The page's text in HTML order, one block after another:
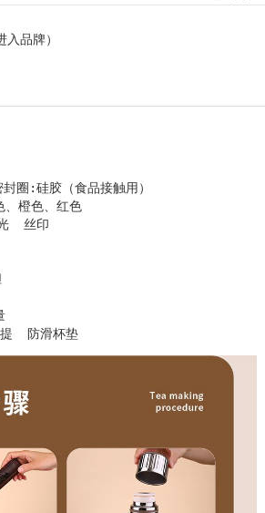
入品牌）
圈:硅胶（食品接触用）
、橙色、红色
光  丝印
防滑杯垫